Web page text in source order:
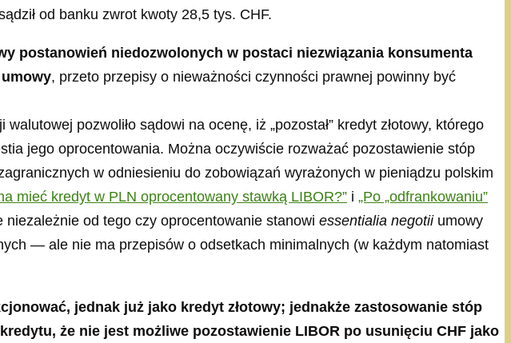
od banku zwrot kwoty 28,5 tys. CHF.
postanowień niedozwolonych w postaci niezwiązania konsumenta
, przeto przepisy o nieważności czynności prawnej powinny być
pozwoliło sądowi na ocenę, iż „pozostał” kredyt złotowy, którego
jego oprocentowania. Można oczywiście rozważać pozostawienie stóp
w odniesieniu do zobowiązań wyrażonych w pieniądzu polskim
mieć kredyt w PLN oprocentowany stawką LIBOR?” i „Po „odfrankowaniu”
niezależnie od tego czy oprocentowanie stanowi essentialia negotiiumowy
— ale nie ma przepisów o odsetkach minimalnych (w każdym natomiast
jednak już jako kredyt złotowy; jednakże zastosowanie stóp
że nie jest możliwe pozostawienie LIBOR po usunięciu CHF jako